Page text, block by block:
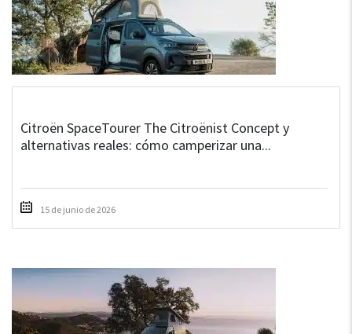
Citroën SpaceTourer The Citroënist Concept y
alternativas reales: cómo camperizar una...
15 de junio de 2026